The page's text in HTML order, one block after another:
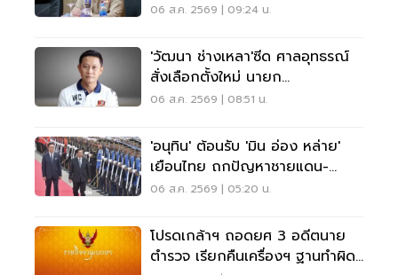
06 ส.ค. 2569 | 09:24 น.
'วัฒนา ช่างเหลา'ซีด ศาลอุทธรณ์
สั่งเลือกตั้งใหม่ นายก
อบจ.ขอนแก่น
06 ส.ค. 2569 | 08:51 น.
'อนุทิน' ต้อนรับ 'มิน อ่อง หล่าย'
เยือนไทย ถกปัญหาชายแดน-
พลังงาน-การค้า
06 ส.ค. 2569 | 05:20 น.
โปรดเกล้าฯ ถอดยศ 3 อดีตนาย
ตำรวจ เรียกคืนเครื่องฯ ฐานทำผิด